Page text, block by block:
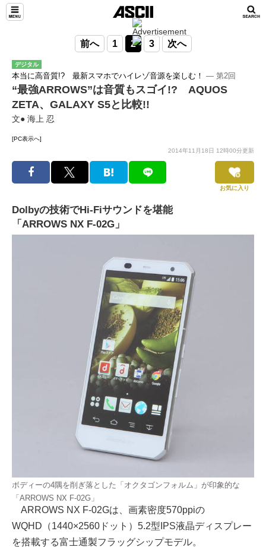
前へ 1 2 3 次へ
デジタル
本当に高音質!? 最新スマホでハイレゾ音源を楽しむ！ ― 第2回
“最強ARROWS”は音質もスゴイ!? AQUOS
ZETA、GALAXY S5と比較!!
文● 海上 忍
[PC表示へ]
2014年11月18日 12時00分更新
お気に入り
Dolbyの技術でHi-Fiサウンドを堪能
「ARROWS NX F-02G」
ボディーの4隅を削ぎ落とした「オクタゴンフォルム」が印象的な
「ARROWS NX F-02G」
ARROWS NX F-02Gは、画素密度570ppiの
WQHD（1440×2560ドット）5.2型IPS液晶ディスプレー
を搭載する富士通製フラッグシップモデル。